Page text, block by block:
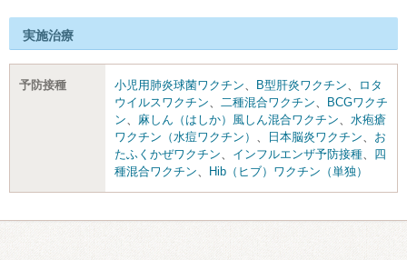
実施治療
予防接種 小児用肺炎球菌ワクチン B型肝炎ワクチン
ロタ
ウイルスワクチン
二種混合ワクチン
BCGワクチ
ン
麻しん（はしか）風しん混合ワクチン
水疱瘡
ワクチン（水痘ワクチン）
日本脳炎ワクチン
お
たふくかぜワクチン
インフルエンザ予防接種
四
種混合ワクチン
Hib（ヒブ）ワクチン（単独）